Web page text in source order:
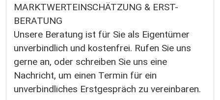
MARKTWERTEINSCHÄTZUNG & ERST-
BERATUNG
Unsere Beratung ist für Sie als Eigentümer
unverbindlich und kostenfrei. Rufen Sie uns
gerne an, oder schreiben Sie uns eine
Nachricht, um einen Termin für ein
unverbindliches Erstgespräch zu vereinbaren.